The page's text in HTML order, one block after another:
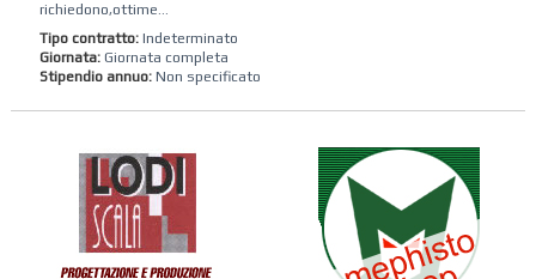
richiedono,ottime...
Tipo contratto:Indeterminato
Giornata: Giornata completa
Stipendio annuo: Non specificato